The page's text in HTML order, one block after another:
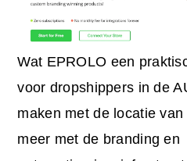
Wat EPROLO een
voor dropshippers in de
maken met de locatie
meer met de branding en